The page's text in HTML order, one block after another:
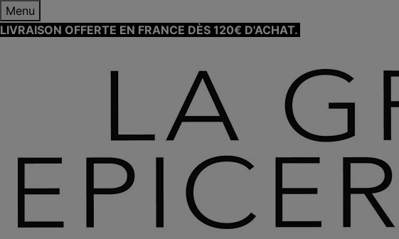
Menu
LIVRAISON OFFERTE EN FRANCE DÈS 120€ D'ACHAT.